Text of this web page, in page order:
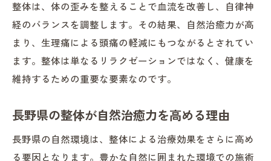
整体は、体の歪みを整えることで血流を改善し、自律神
経のバランスを調整します。その結果、自然治癒力が高
まり、生理痛による頭痛の軽減にもつながるとされてい
ます。整体は単なるリラクゼーションではなく、健康を
維持するための重要な要素なのです。
長野県の整体が自然治癒力を高める理由
長野県の自然環境は、整体による治療効果をさらに高め
る要因となります。豊かな自然に囲まれた環境での施術